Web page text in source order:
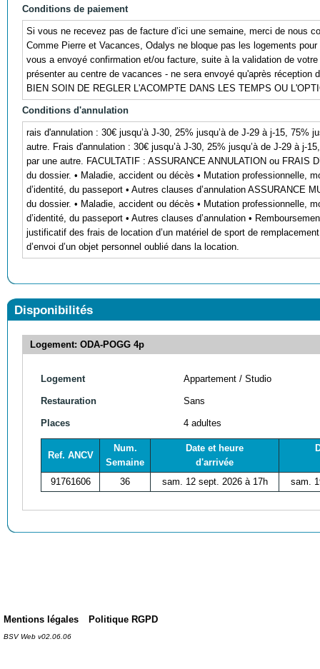
Conditions de paiement
Si vous ne recevez pas de facture d’ici une semaine, merci de nous
Comme Pierre et Vacances, Odalys ne bloque pas les logements
vous a envoyé confirmation et/ou facture, suite à la validation de
présenter au centre de vacances - ne sera envoyé qu'après
BIEN SOIN DE REGLER L'ACOMPTE DANS LES TEMPS OU
Conditions d'annulation
rais d'annulation : 30€ jusqu’à J-30, 25% jusqu’à de J-29 à j-15,
autre. Frais d'annulation : 30€ jusqu’à J-30, 25% jusqu’à de J-29 à j-
par une autre. FACULTATIF : ASSURANCE ANNULATION ou
du dossier. • Maladie, accident ou décès • Mutation professionnelle,
d’identité, du passeport • Autres clauses d’annulation
du dossier. • Maladie, accident ou décès • Mutation professionnelle,
d’identité, du passeport • Autres clauses d’annulation •
justificatif des frais de location d’un matériel de sport de
d’envoi d’un objet personnel oublié dans la location.
Disponibilités
Logement: ODA-POGG 4p
Logement Appartement / Studio
Restauration Sans
Places 4 adultes
Ref. ANCV
Num.
Semaine
Date et heure
d'arrivée
91761606 36 sam. 12 sept. 2026 à 17h sam.
Mentions légales Politique RGPD
BSV Web v02.06.06